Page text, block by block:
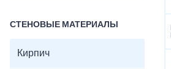
СТЕНОВЫЕ МАТЕРИАЛЫ
Кирпич